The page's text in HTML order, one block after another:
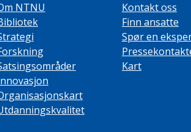
NTNU
Kontakt oss
Finn ansatte
Spør en
Kart